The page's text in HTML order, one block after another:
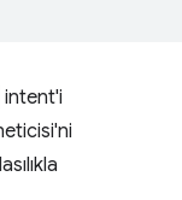
intent'i